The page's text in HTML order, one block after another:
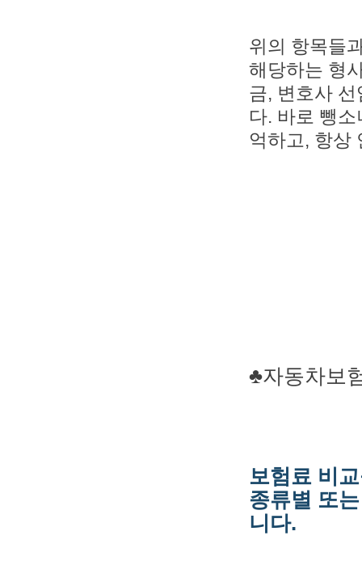
위의 항목들
해당하는 형
금, 변호사
다. 바로 뺑
억하고, 항상
♣자동차보
보험료 비
종류별 또
니다.